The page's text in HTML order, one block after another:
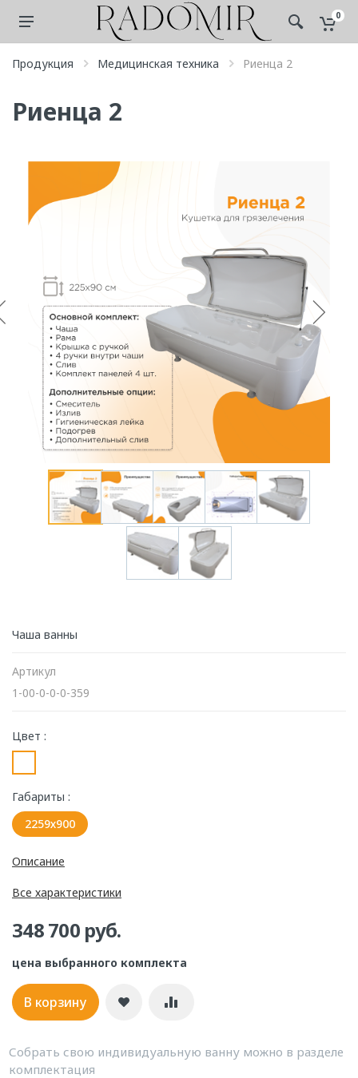
0
Продукция Медицинская техника Риенца 2
Риенца 2
Чаша ванны
Артикул
1-00-0-0-0-359
Цвет :
Габариты :
2259х900
Описание
Все характеристики
348 700 руб.
цена выбранного комплекта
В корзину
Собрать свою индивидуальную ванну можно в разделе
комплектация